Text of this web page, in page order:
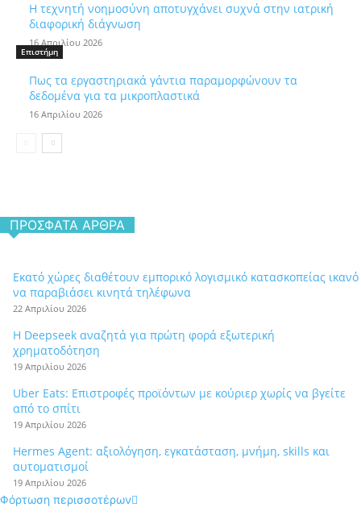
Η τεχνητή νοημοσύνη αποτυγχάνει συχνά στην ιατρική
διαφορική διάγνωση
16 Απριλίου 2026
Επιστήμη
Πως τα εργαστηριακά γάντια παραμορφώνουν τα
δεδομένα για τα μικροπλαστικά
16 Απριλίου 2026
ΠΡΌΣΦΑΤΑ ΆΡΘΡΑ
Εκατό χώρες διαθέτουν εμπορικό λογισμικό κατασκοπείας ικανό
να παραβιάσει κινητά τηλέφωνα
22 Απριλίου 2026
Η Deepseek αναζητά για πρώτη φορά εξωτερική
χρηματοδότηση
19 Απριλίου 2026
Uber Eats: Επιστροφές προϊόντων με κούριερ χωρίς να βγείτε
από το σπίτι
19 Απριλίου 2026
Hermes Agent: αξιολόγηση, εγκατάσταση, μνήμη, skills και
αυτοματισμοί
19 Απριλίου 2026
Φόρτωση περισσοτέρων